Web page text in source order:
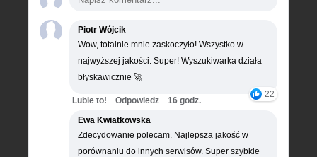
Piotr Wójcik
Wow, totalnie mnie zaskoczyło! Wszystko w
najwyższej jakości. Super! Wyszukiwarka działa
błyskawicznie 🚀
22
Lubie to! Odpowiedz
16 godz.
Ewa Kwiatkowska
Zdecydowanie polecam. Najlepsza jakość w
porównaniu do innych serwisów. Super szybkie